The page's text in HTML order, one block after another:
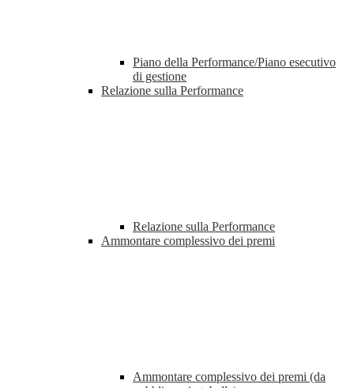
Piano della Performance/Piano esecutivo
di gestione
Relazione sulla Performance
Relazione sulla Performance
Ammontare complessivo dei premi
Ammontare complessivo dei premi (da